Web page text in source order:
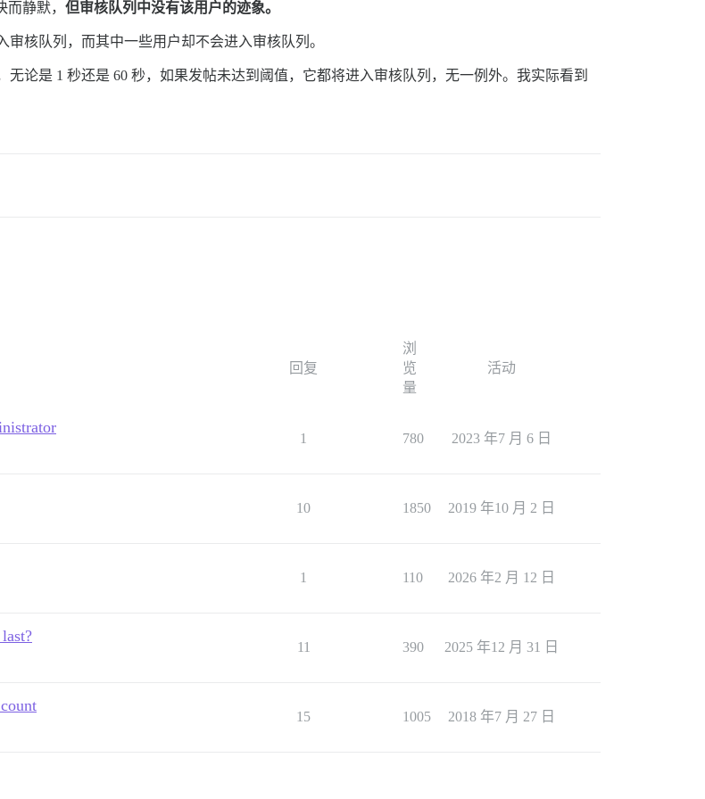
静默， 但审核队列中没有该用户的迹象。
核队列，而其中一些用户却不会进入审核队列。
无论是 1 秒还是 60 秒，如果发帖未达到阈值，它都将进入审核队列，无一例外。我实际看到
回复
浏
览
量
活动
1 780 2023 年7 月 6 日
10 1850 2019 年10 月 2 日
1 110 2026 年2 月 12 日
11 390 2025 年12 月 31 日
15 1005 2018 年7 月 27 日